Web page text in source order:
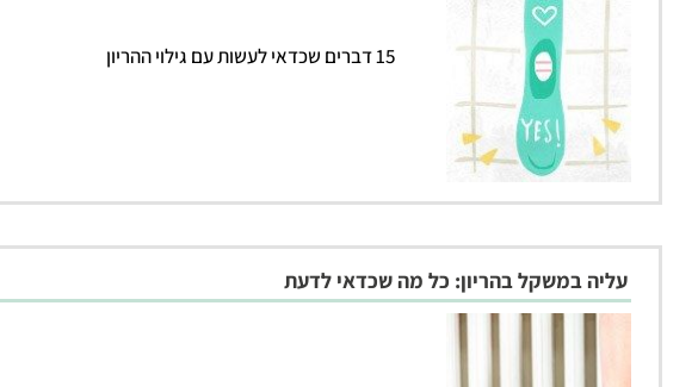
15 דברים שכדאי לעשות עם גילוי ההריון
עליה במשקל בהריון: כל מה שכדאי לדעת